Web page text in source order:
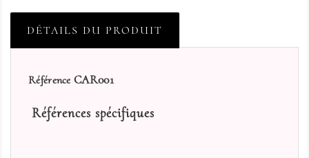
DÉTAILS DU PRODUIT
Référence CAR001
Références spécifiques